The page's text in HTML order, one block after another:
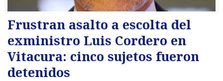
Frustran asalto a escolta del
exministro Luis Cordero en
Vitacura: cinco sujetos fueron
detenidos